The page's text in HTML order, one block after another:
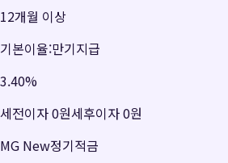
12개월 이상
기본이율:만기지급
3.40%
세전이자0원세후이자0원
MG New정기적금